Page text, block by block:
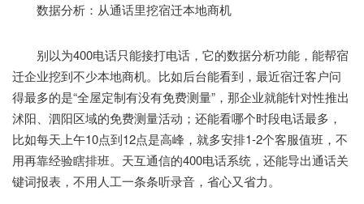
数据分析：从通话里挖宿迁本地商机
别以为400电话只能接打电话，它的数据分析功能，能帮宿
迁企业挖到不少本地商机。比如后台能看到，最近宿迁客户问
得最多的是“全屋定制有没有免费测量”，那企业就能针对性推出
沭阳、泗阳区域的免费测量活动；还能看哪个时段电话最多，
比如每天上午10点到12点是高峰，就多安排1-2个客服值班，不
用再靠经验瞎排班。天互通信的400电话系统，还能导出通话关
键词报表，不用人工一条条听录音，省心又省力。